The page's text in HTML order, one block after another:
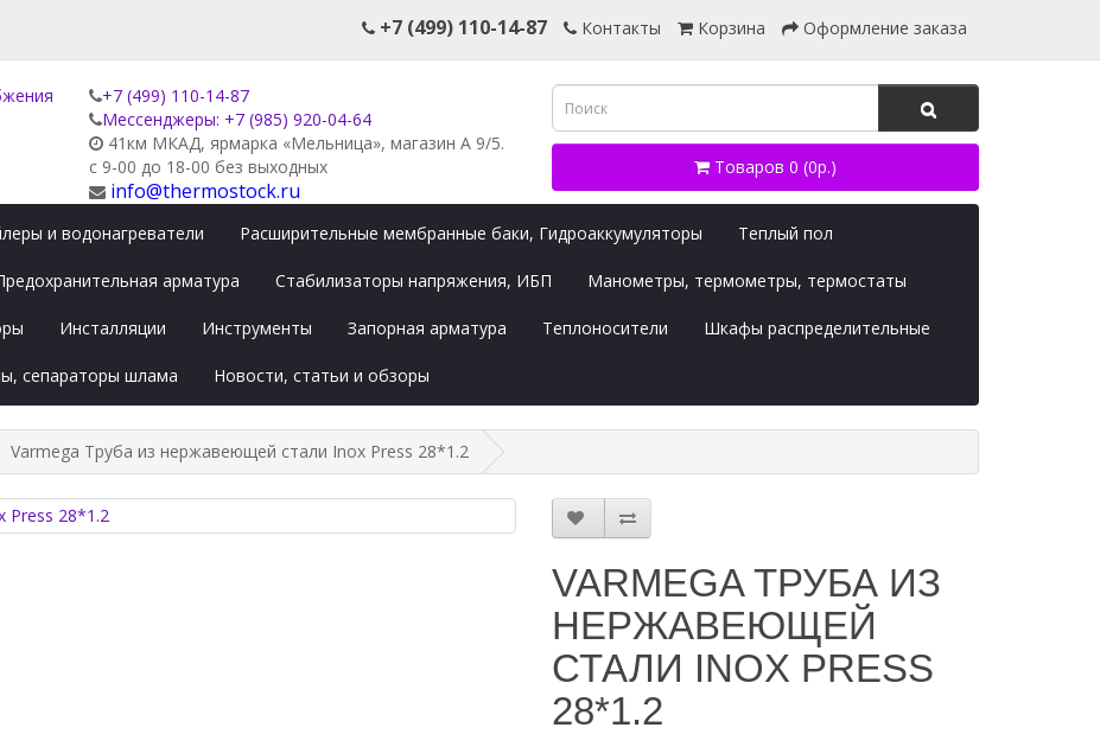
+7 (499) 110-14-87 Контакты Корзина Оформление заказа
+7 (499) 110-14-87
Мессенджеры: +7 (985) 920-04-64
41км МКАД, ярмарка «Мельница», магазин А 9/5.
с 9-00 до 18-00 без выходных
info@thermostock.ru
Товаров 0 (0р.)
и водонагреватели Расширительные мембранные баки, Гидроаккумуляторы Теплый пол
арматура Стабилизаторы напряжения, ИБП Манометры, термометры, термостаты
Инсталляции Инструменты Запорная арматура Теплоносители Шкафы распределительные
сепараторы шлама Новости, статьи и обзоры
Varmega Труба из нержавеющей стали Inox Press 28*1.2
VARMEGA ТРУБА ИЗ
НЕРЖАВЕЮЩЕЙ
СТАЛИ INOX PRESS
28*1.2